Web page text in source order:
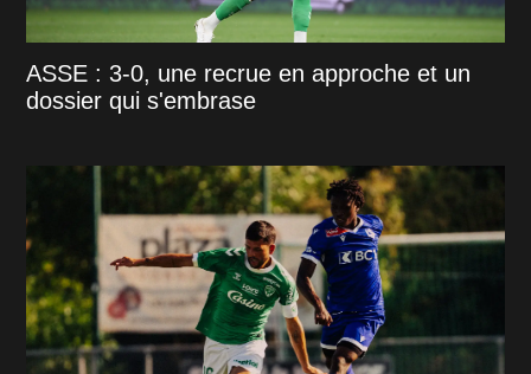
ASSE : 3-0, une recrue en approche et un
dossier qui s'embrase